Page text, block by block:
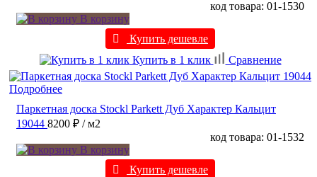
код товара: 01-1530
В корзину
Купить дешевле
Купить в 1 клик
Сравнение
Подробнее
Паркетная доска Stockl Parkett Дуб Характер Кальцит
19044 8200 ₽ / м2
код товара: 01-1532
В корзину
Купить дешевле